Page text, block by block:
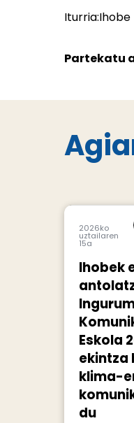
Iturria:Ihobe
Partekatu
2026ko
uztailaren
15a
Ihobek
Eskola
ekintza
klima-
du